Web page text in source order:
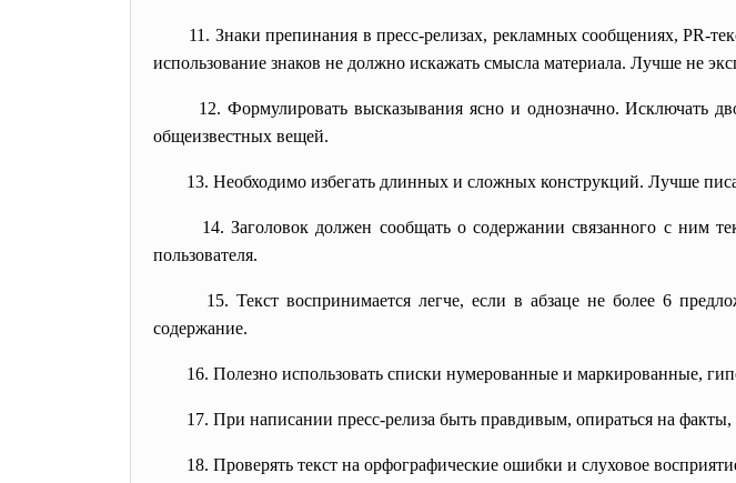
11. Знаки препинания в пресс-релизах, рекламных сообщениях, PR-
использование знаков не должно искажать смысла материала. Лучше не
12. Формулировать высказывания ясно и однозначно. Исключать
общеизвестных вещей.
13. Необходимо избегать длинных и сложных конструкций. Лучше
14. Заголовок должен сообщать о содержании связанного с ним
пользователя.
15. Текст воспринимается легче, если в абзаце не более 6
содержание.
16. Полезно использовать списки нумерованные и маркированные,
17. При написании пресс-релиза быть правдивым, опираться на факты,
18. Проверять текст на орфографические ошибки и слуховое